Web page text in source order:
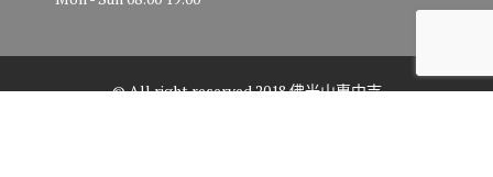
© All right reserved 2018 佛光山惠中寺